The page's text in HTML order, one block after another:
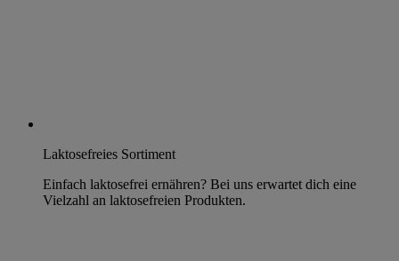
Laktosefreies Sortiment
Einfach laktosefrei ernähren? Bei uns erwartet dich eine
Vielzahl an laktosefreien Produkten.